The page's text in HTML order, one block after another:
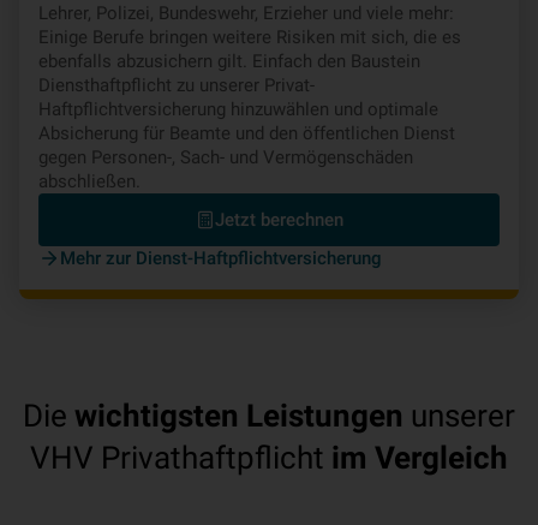
Lehrer, Polizei, Bundeswehr, Erzieher und viele mehr:
Einige Berufe bringen weitere Risiken mit sich, die es
ebenfalls abzusichern gilt. Einfach den Baustein
Diensthaftpflicht zu unserer Privat-
Haftpflichtversicherung hinzuwählen und optimale
Absicherung für Beamte und den öffentlichen Dienst
gegen Personen-, Sach- und Vermögenschäden
abschließen.
Jetzt berechnen
Mehr zur Dienst-Haftpflichtversicherung
Die wichtigsten Leistungen unserer
VHV Privathaftpflicht im Vergleich